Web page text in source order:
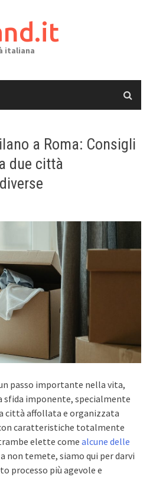
italiana
a Roma: Consigli
due città
passo importante nella vita,
sfida imponente, specialmente
città affollata e organizzata
caratteristiche totalmente
elette come alcune delle
non temete, siamo qui per darvi
processo più agevole e